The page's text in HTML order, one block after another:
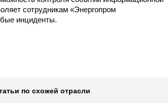
сотрудникам «Энергопром
инциденты.
по схожей отрасли